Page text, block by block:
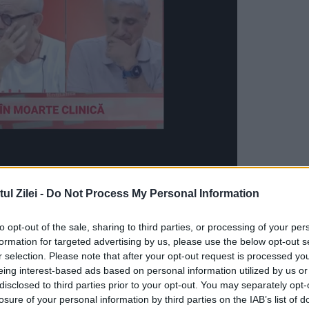
Zilei - Do Not Process My Personal Information
opt-out of the sale, sharing to third parties, or processing of your
for targeted advertising by us, please use the below opt-out
selection. Please note that after your opt-out request is processed
interest-based ads based on personal information utilized by us
to third parties prior to your opt-out. You may separately
of your personal information by third parties on the IAB’s list of
oare Cine i-a dat ei acea direcție? O
cu celelalte întrebări pe care ni le
același tipar. De la începuturile noastre am
mereu cutezători, călătorind pe cale.